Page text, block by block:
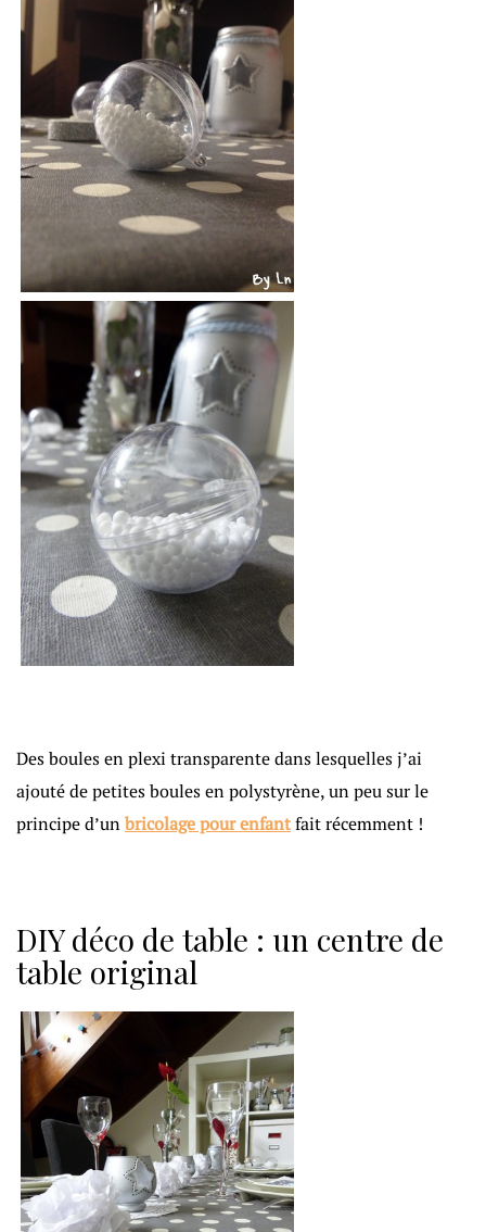
Des boules en plexi transparente dans lesquelles j’ai
ajouté de petites boules en polystyrène, un peu sur le
principe d’unbricolage pour enfantfait récemment !
DIY déco de table : un centre de
table original